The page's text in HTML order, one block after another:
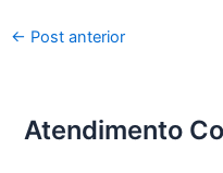
← Post anterior
Atendimento